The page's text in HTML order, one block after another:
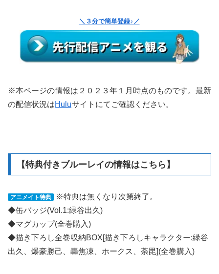
＼３分で簡単登録♪／
※本ページの情報は２０２３年１月時点のものです。最新
の配信状況はHuluサイトにてご確認ください。
【特典付きブルーレイの情報はこちら】
アニメイト特典
※特典は無くなり次第終了。
◆缶バッジ(Vol.1:緑谷出久)
◆マグカップ(全巻購入)
◆描き下ろし全巻収納BOX[描き下ろしキャラクター:緑谷
出久、爆豪勝己、轟焦凍、ホークス、荼毘](全巻購入)